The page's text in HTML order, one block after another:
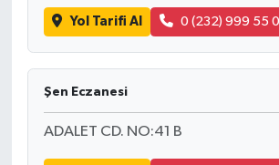
Yol Tarifi Al 0 (232) 999 55
Şen Eczanesi
ADALET CD. NO:41 B